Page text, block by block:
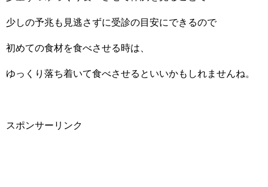
少しの予兆も見逃さずに受診の目安にできるので
初めての食材を食べさせる時は、
ゆっくり落ち着いて食べさせるといいかもしれませんね。
スポンサーリンク